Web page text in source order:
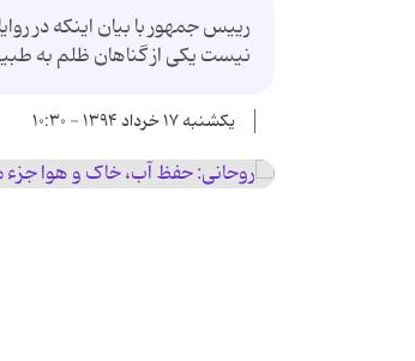
رییس جمهور با بیان اینکه در
نیست یکی از گناهان ظلم به
یکشنبه ۱۷ خرداد ۱۳۹۴ - ۱۰:۳۰